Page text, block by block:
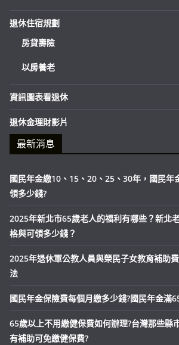
退休住宿規劃
房貸壽險
以房養老
資訊圖表看退休
退休金理財影片
最新消息
國民年金繳10、15、20、25、30年，國民年
領多少錢?
2025年新北市65歲老人的福利有哪些？新北
格與可領多少錢？
2025年退休軍公教人員與榮民子女教育補助
法
國民年金保險費每個月繳多少錢?國民年金滿
65歲以上不用繳健保費如何辦理?台灣那些縣
有補助可免繳健保費?